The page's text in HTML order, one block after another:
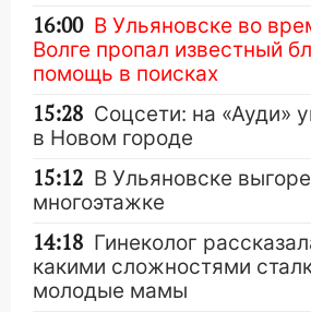
16:00 В Ульяновске во
Волге пропал известный
помощь в поисках
15:28 Соцсети: на «Ауди»
в Новом городе
15:12 В Ульяновске
многоэтажке
14:18 Гинеколог
какими сложностями
молодые мамы